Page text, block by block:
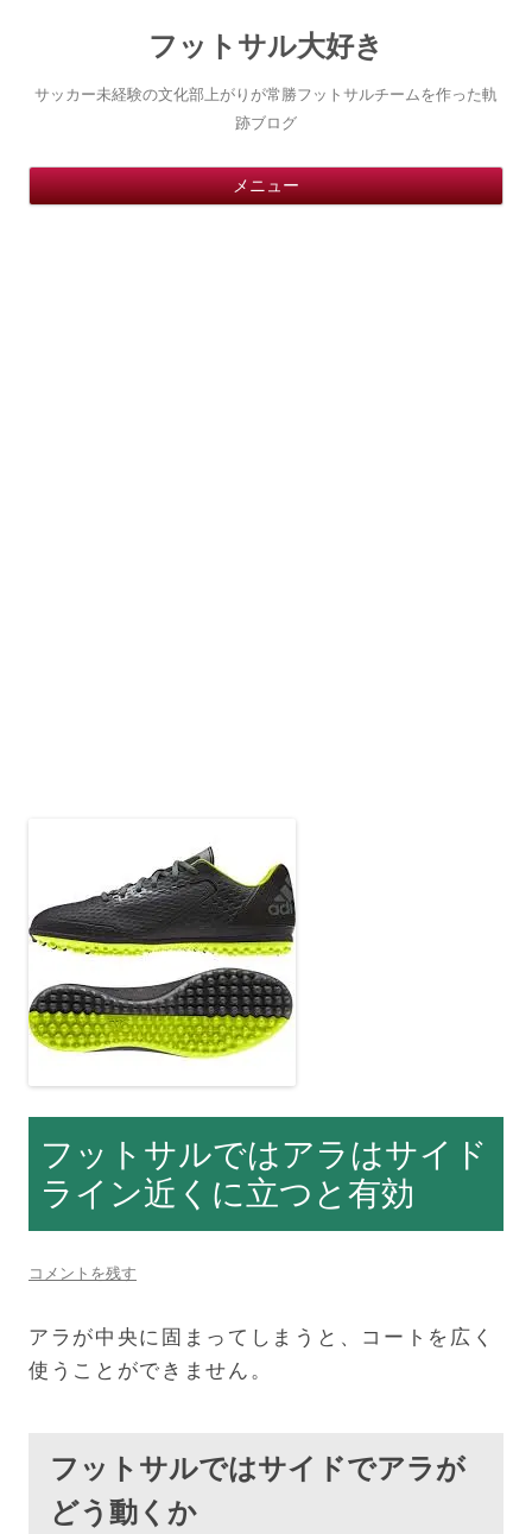
フットサル大好き
サッカー未経験の文化部上がりが常勝フットサルチームを作った軌
跡ブログ
メニュー
フットサルではアラはサイド
ライン近くに立つと有効
コメントを残す
アラが中央に固まってしまうと、コートを広く
使うことができません。
フットサルではサイドでアラが
どう動くか